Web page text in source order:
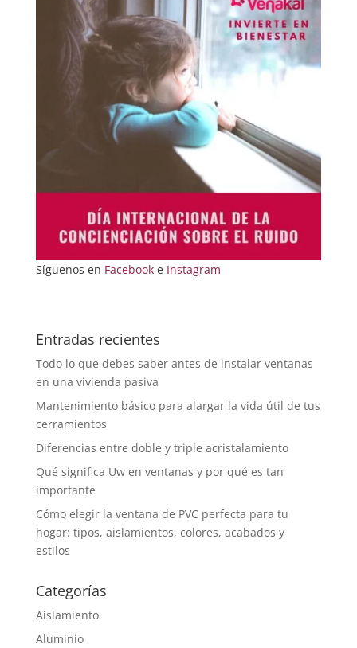
Síguenos en Facebooke Instagram
Entradas recientes
Todo lo que debes saber antes de instalar ventanas
en una vivienda pasiva
Mantenimiento básico para alargar la vida útil de tus
cerramientos
Diferencias entre doble y triple acristalamiento
Qué significa Uw en ventanas y por qué es tan
importante
Cómo elegir la ventana de PVC perfecta para tu
hogar: tipos, aislamientos, colores, acabados y
estilos
Categorías
Aislamiento
Aluminio